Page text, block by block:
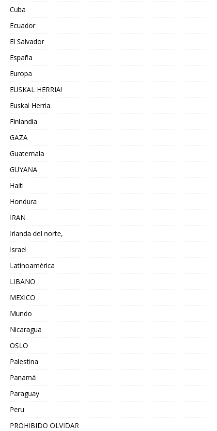
Cuba
Ecuador
El Salvador
España
Europa
EUSKAL HERRIA!
Euskal Herria.
Finlandia
GAZA
Guatemala
GUYANA
Haiti
Hondura
IRAN
Irlanda del norte,
Israel
Latinoamérica
LIBANO
MEXICO
Mundo
Nicaragua
OSLO
Palestina
Panamá
Paraguay
Peru
PROHIBIDO OLVIDAR